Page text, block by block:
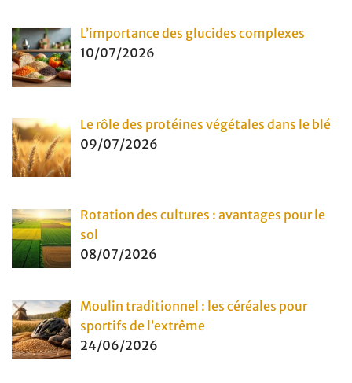
L’importance des glucides complexes
10/07/2026
Le rôle des protéines végétales dans le blé
09/07/2026
Rotation des cultures : avantages pour le
sol
08/07/2026
Moulin traditionnel : les céréales pour
sportifs de l’extrême
24/06/2026